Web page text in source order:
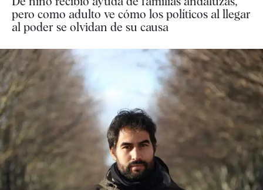
pero como adulto ve cómo los políticos al llegar
al poder se olvidan de su causa